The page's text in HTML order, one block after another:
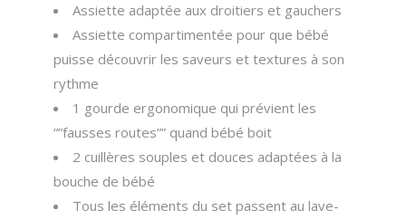
Assiette adaptée aux droitiers et gauchers
Assiette compartimentée pour que bébé
puisse découvrir les saveurs et textures à son
rythme
1 gourde ergonomique qui prévient les
“”fausses routes”” quand bébé boit
2 cuillères souples et douces adaptées à la
bouche de bébé
Tous les éléments du set passent au lave-